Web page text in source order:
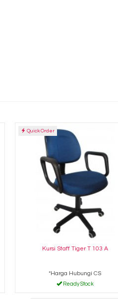
Quick Order
Kursi Staff Tiger T 103 A
*Harga Hubungi CS
Ready Stock